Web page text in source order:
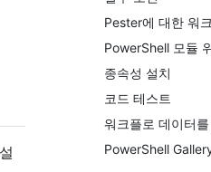
Pester에 대한 워
PowerShell 모듈
종속성 설치
코드 테스트
워크플로 데이터
PowerShell